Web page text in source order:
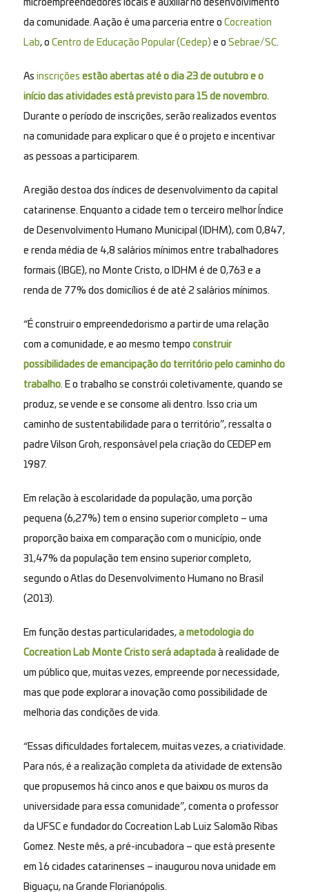
microempreendedores locais e auxiliar no desenvolvimento
da comunidade. A ação é uma parceria entre o Cocreation
Lab, o Centro de Educação Popular (Cedep) e o Sebrae/SC.
As inscrições estão abertas até o dia 23 de outubro e o
início das atividades está previsto para 15 de novembro.
Durante o período de inscrições, serão realizados eventos
na comunidade para explicar o que é o projeto e incentivar
as pessoas a participarem.
A região destoa dos índices de desenvolvimento da capital
catarinense. Enquanto a cidade tem o terceiro melhor Índice
de Desenvolvimento Humano Municipal (IDHM), com 0,847,
e renda média de 4,8 salários mínimos entre trabalhadores
formais (IBGE), no Monte Cristo, o IDHM é de 0,763 e a
renda de 77% dos domicílios é de até 2 salários mínimos.
“É construir o empreendedorismo a partir de uma relação
com a comunidade, e ao mesmo tempo construir
possibilidades de emancipação do território pelo caminho do
trabalho. E o trabalho se constrói coletivamente, quando se
produz, se vende e se consome ali dentro. Isso cria um
caminho de sustentabilidade para o território”, ressalta o
padre Vilson Groh, responsável pela criação do CEDEP em
1987.
Em relação à escolaridade da população, uma porção
pequena (6,27%) tem o ensino superior completo – uma
proporção baixa em comparação com o município, onde
31,47% da população tem ensino superior completo,
segundo o Atlas do Desenvolvimento Humano no Brasil
(2013).
Em função destas particularidades, a metodologia do
Cocreation Lab Monte Cristo será adaptadaà realidade de
um público que, muitas vezes, empreende por necessidade,
mas que pode explorar a inovação como possibilidade de
melhoria das condições de vida.
“Essas dificuldades fortalecem, muitas vezes, a criatividade.
Para nós, é a realização completa da atividade de extensão
que propusemos há cinco anos e que baixou os muros da
universidade para essa comunidade”, comenta o professor
da UFSC e fundador do Cocreation Lab Luiz Salomão Ribas
Gomez. Neste mês, a pré-incubadora – que está presente
em 16 cidades catarinenses – inaugurou nova unidade em
Biguaçu, na Grande Florianópolis.